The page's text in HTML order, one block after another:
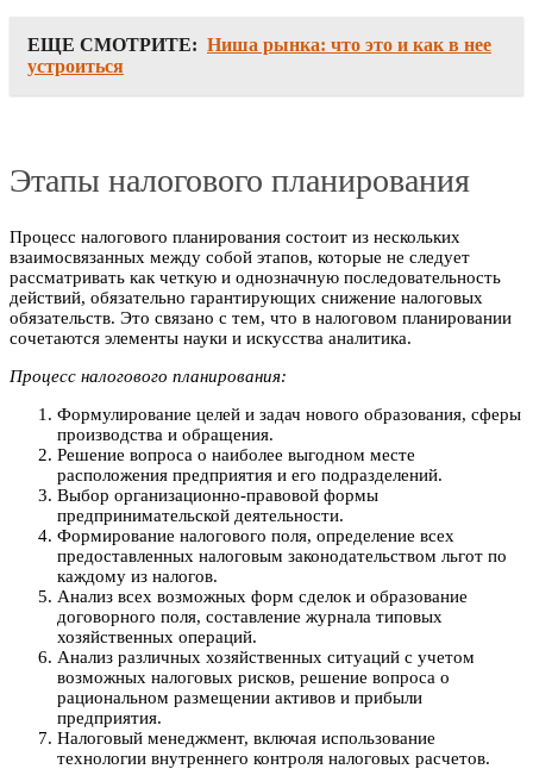
ЕЩЕ СМОТРИТЕ: Ниша рынка: что это и как в нее
устроиться
Этапы налогового планирования
Процесс налогового планирования состоит из нескольких
взаимосвязанных между собой этапов, которые не следует
рассматривать как четкую и однозначную последовательность
действий, обязательно гарантирующих снижение налоговых
обязательств. Это связано с тем, что в налоговом планировании
сочетаются элементы науки и искусства аналитика.
Процесс налогового планирования:
Формулирование целей и задач нового образования, сферы
производства и обращения.
Решение вопроса о наиболее выгодном месте
расположения предприятия и его подразделений.
Выбор организационно-правовой формы
предпринимательской деятельности.
Формирование налогового поля, определение всех
предоставленных налоговым законодательством льгот по
каждому из налогов.
Анализ всех возможных форм сделок и образование
договорного поля, составление журнала типовых
хозяйственных операций.
Анализ различных хозяйственных ситуаций с учетом
возможных налоговых рисков, решение вопроса о
рациональном размещении активов и прибыли
предприятия.
Налоговый менеджмент, включая использование
технологии внутреннего контроля налоговых расчетов.